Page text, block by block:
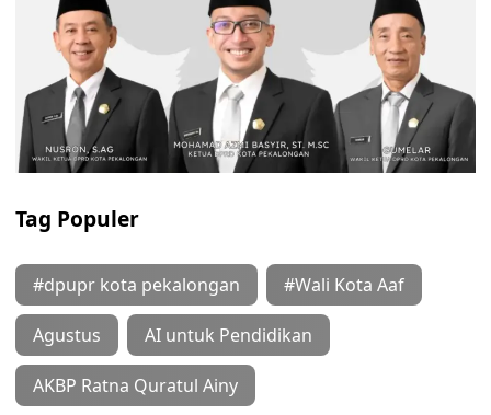
Tag Populer
#dpupr kota pekalongan #Wali Kota Aaf
Agustus AI untuk Pendidikan
AKBP Ratna Quratul Ainy